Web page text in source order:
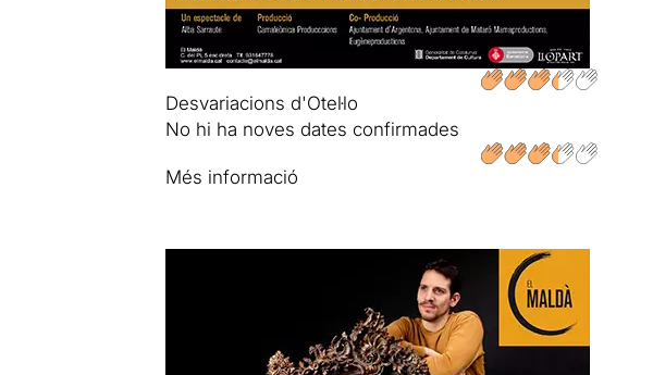
Desvariacions d'Otel·lo
No hi ha noves dates confirmades
Més informació